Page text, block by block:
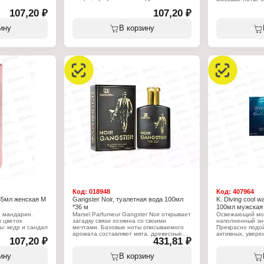
цветочный
107,20 ₽
Тип товара: туалетная вода
Назначение: женская
Группа ароматов: свежий фруктовый
Объем: 35 мл
107,20 ₽
В корзину
Тип товара:
Назначение:
Группа
Объем: 35 мл
женская М
кедр и сандал
107,20 ₽
Код:018948
Gangster Noir, туалетная вода 100мл
*36 м
Marsel Parfumeur Gangster Noir открывает
загадку связи хозяина со своими
мечтами. Базовые ноты описываемого
аромата составляют мята, древесные
ноты и лаванда. Завораживающий букет
этой парфюмерной воды пронзит
чувства случайного человека.
Элегантная мелод
431,81 ₽
В корзину
Код: 407964
K. Diving cool
100мл
Освежающий
наполненный
Прекрасно
активных,
Пряный
белый мускус в
создают